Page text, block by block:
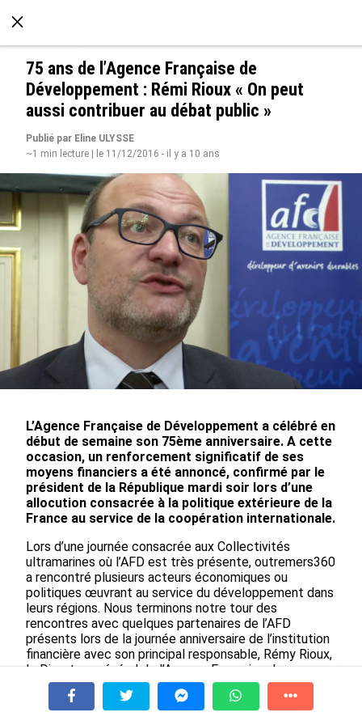
À LA UNE POLITIQUE ECONOMIE
Rapport 2025 de l’Ifremer : un engagement
décisif dans les Outre-mer
le 07/08/2026
De Messi à Trump :
l’expérience internationale
du Martiniquais Benoît Etinof
au service du Karibea Sainte-
le 07/08/2026
Avec VEENI, le Guadeloupéen
Yanis Foy entend participer
au développement
touristique des Outre-mer
le 06/08/2026
Après 5 ans à la SARA aux Antilles,
Olivier Cotta prend la direction
générale de...
le 05/08/2026
En juin 2026, les prix à la
consommation diminuent à
À la une Tv Radio A Propos
75 ans de l’Agence Française de
Développement : Rémi Rioux « On peut
aussi contribuer au débat public »
Publié par Eline ULYSSE
~1 min lecture | le 11/12/2016 - il y a 10 ans
L’Agence Française de Développement a célébré en
début de semaine son 75ème anniversaire. A cette
occasion, un renforcement significatif de ses
moyens financiers a été annoncé, confirmé par le
président de la République mardi soir lors d’une
allocution consacrée à la politique extérieure de la
France au service de la coopération internationale.
Lors d’une journée consacrée aux Collectivités
ultramarines où l’AFD est très présente, outremers360
a rencontré plusieurs acteurs économiques ou
politiques œuvrant au service du développement dans
leurs régions. Nous terminons notre tour des
rencontres avec quelques partenaires de l’AFD
présents lors de la journée anniversaire de l’institution
financière avec son principal responsable, Rémy Rioux,
le Directeur général de l’Agence Française de
Développement. Selon lui, l’Agence Française de
Développment est promise à un bel avenir. « On va
construire une agence beaucoup plus robuste